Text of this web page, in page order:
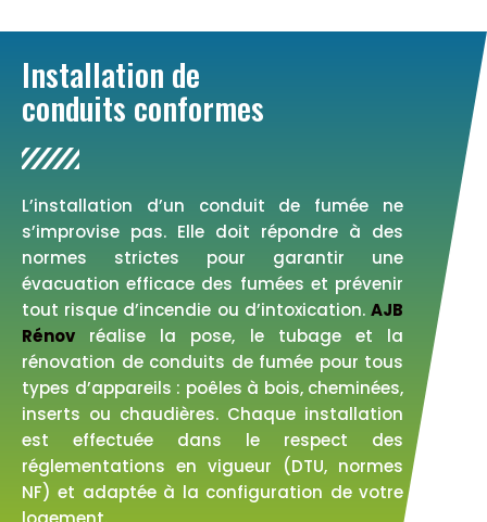
Installation de
conduits conformes
L’installation d’un conduit de fumée ne
s’improvise pas. Elle doit répondre à des
normes strictes pour garantir une
évacuation efficace des fumées et prévenir
tout risque d’incendie ou d’intoxication. AJB
Rénov réalise la pose, le tubage et la
rénovation de conduits de fumée pour tous
types d’appareils : poêles à bois, cheminées,
inserts ou chaudières. Chaque installation
est effectuée dans le respect des
réglementations en vigueur (DTU, normes
NF) et adaptée à la configuration de votre